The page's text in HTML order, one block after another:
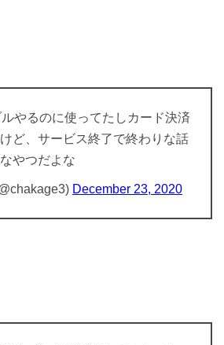
やるのに使ってたしカード決済
ど、サービス終了で終わりな話
やつだよな
December 23, 2020